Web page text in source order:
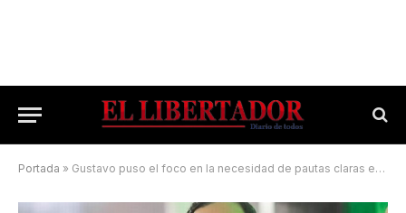
Portada » Gustavo puso el foco en la necesidad de pautas claras en la órbita nacional